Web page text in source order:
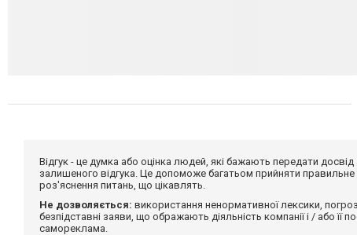
Відгук - це думка або оцінка людей, які бажають передати
залишеного відгука. Це допоможе багатьом прийняти
роз'яснення питань, що цікавлять.
Не дозволяється: використання ненормативної лексики,
безпідставні заяви, що ображають діяльність компанії і / або
самореклама.